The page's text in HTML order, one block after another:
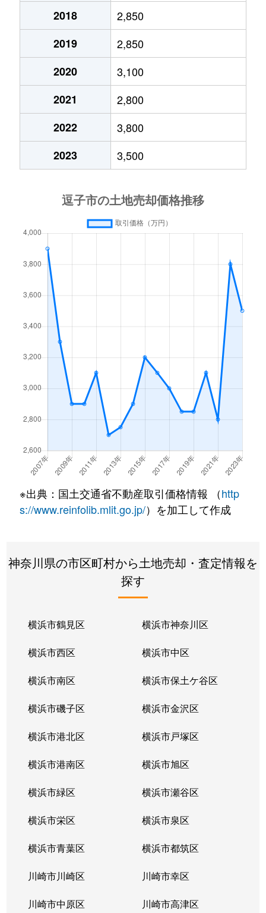
4,100万円 逗子
6,400万円 逗子
5,800万円 逗子
3,000万円 逗子
3,500万円 逗子
4,900万円 逗子
3,500万円 逗子
5,800万円 逗子
2018
2,850
2019
2,850
2020
3,100
2021
2,800
2022
3,800
2023
3,500
※出典：国土交通省不動産取引価格情報 （http
s://www.reinfolib.mlit.go.jp/）を加工して作成
神奈川県の市区町村から土地売却・査定情報を
探す
横浜市鶴見区 横浜市神奈川区
横浜市西区 横浜市中区
横浜市南区 横浜市保土ケ谷区
横浜市磯子区 横浜市金沢区
横浜市港北区 横浜市戸塚区
横浜市港南区 横浜市旭区
横浜市緑区 横浜市瀬谷区
横浜市栄区 横浜市泉区
横浜市青葉区 横浜市都筑区
川崎市川崎区 川崎市幸区
川崎市中原区 川崎市高津区